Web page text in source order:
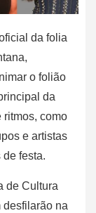
da folia
o folião
da
ritmos, como
e artistas
festa.
de Cultura
desfilarão na